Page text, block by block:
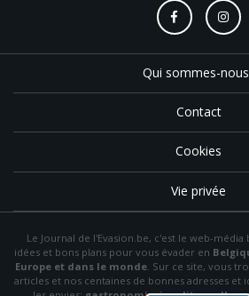
Qui sommes-
Contact
Cookies
Vie privée
Le Journal de l'Evasion.be, c'est le web-
idées et bons plans pour vous évader en
Europe et dans le monde. Sur ce site, vous
articles et nos centaines de bonnes adresses et